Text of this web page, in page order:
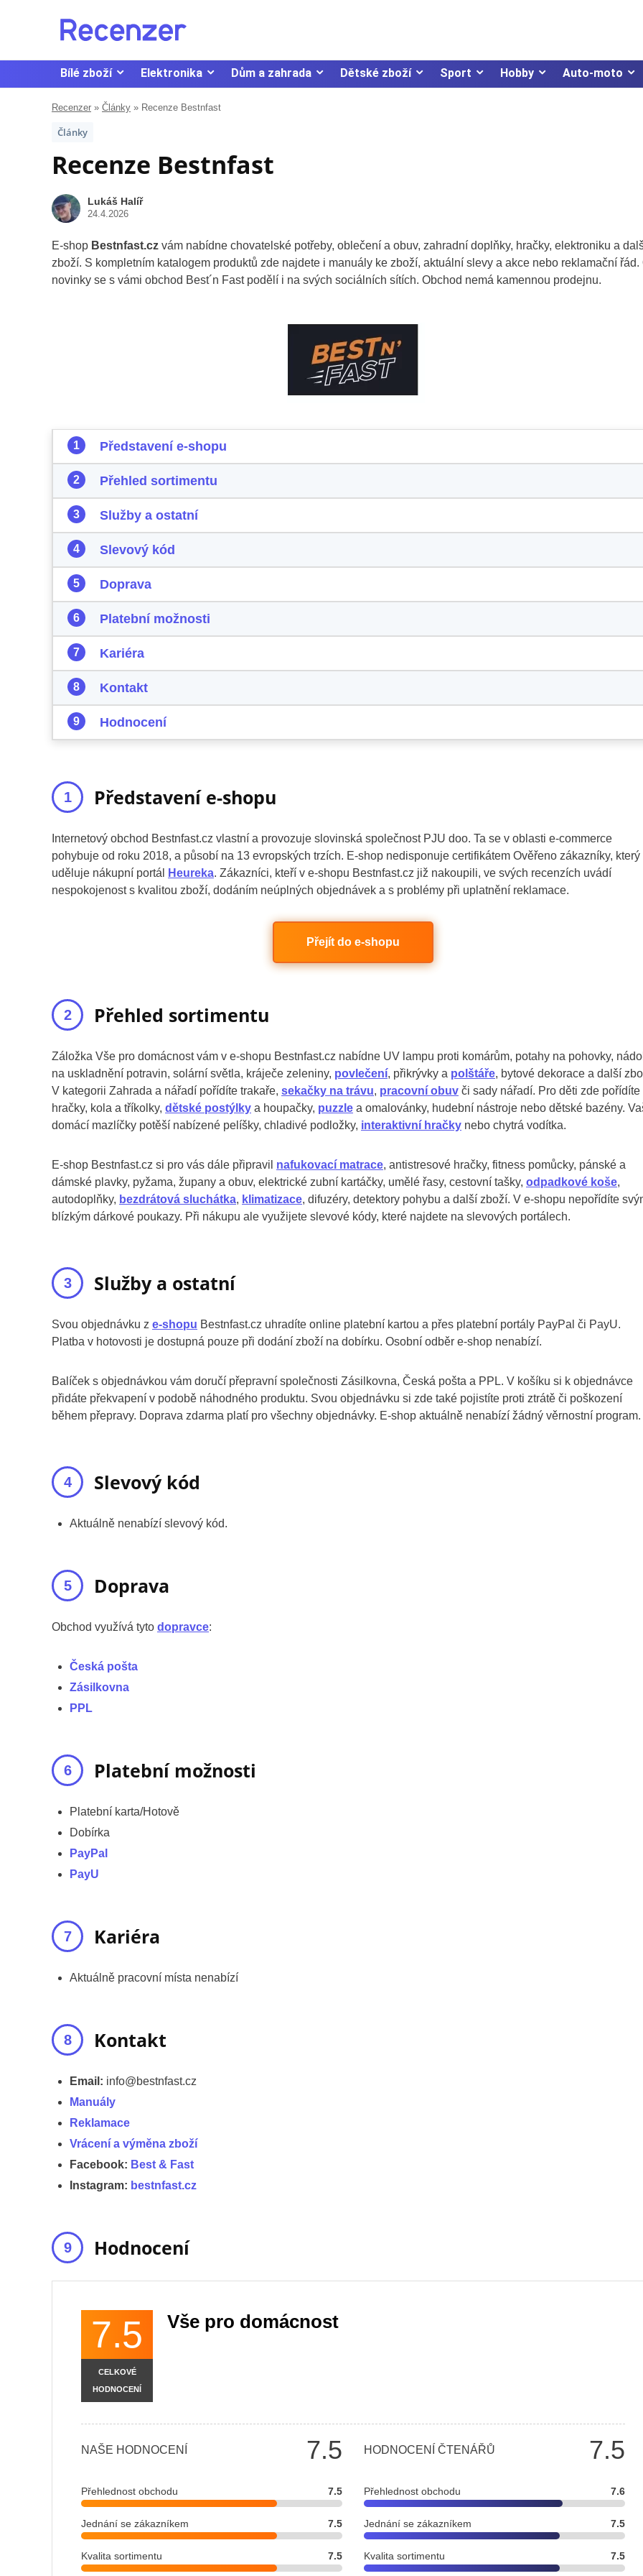
Bílé zboží Elektronika Dům a zahrada Dětské zboží Sport Hobby Auto-moto
Recenzer » Články » Recenze Bestnfast
Články
Recenze Bestnfast
Lukáš Halíř
24.4.2026
E-shop Bestnfast.cz vám nabídne chovatelské potřeby, oblečení a obuv, zahradní doplňky, hračky, elektroniku a
zboží. S kompletním katalogem produktů zde najdete i manuály ke zboží, aktuální slevy a akce nebo reklamační řád.
novinky se s vámi obchod Best´n Fast podělí i na svých sociálních sítích. Obchod nemá kamennou prodejnu.
Představení e-shopu
Přehled sortimentu
Služby a ostatní
Slevový kód
Doprava
Platební možnosti
Kariéra
Kontakt
Hodnocení
Představení e-shopu
Internetový obchod Bestnfast.cz vlastní a provozuje slovinská společnost PJU doo. Ta se v oblasti e-commerce
pohybuje od roku 2018, a působí na 13 evropských trzích. E-shop nedisponuje certifikátem Ověřeno zákazníky, který
uděluje nákupní portál
Heureka. Zákazníci, kteří v e-shopu Bestnfast.cz již nakoupili, ve svých recenzích uvádí
nespokojenost s kvalitou zboží, dodáním neúplných objednávek a s problémy při uplatnění reklamace.
Přejít do e-shopu
Přehled sortimentu
Záložka Vše pro domácnost vám v e-shopu Bestnfast.cz nabídne UV lampu proti komárům, potahy na pohovky,
na uskladnění potravin, solární světla, kráječe zeleniny, povlečení, přikrývky a polštáře, bytové dekorace a další
V kategorii Zahrada a nářadí pořídíte trakaře, sekačky na trávu, pracovní obuv či sady nářadí. Pro děti zde pořídíte
hračky, kola a tříkolky, dětské postýlky a houpačky, puzzle a omalovánky, hudební nástroje nebo dětské bazény.
domácí mazlíčky potěší nabízené pelíšky, chladivé podložky, interaktivní hračky nebo chytrá vodítka.
E-shop Bestnfast.cz si pro vás dále připravil nafukovací matrace, antistresové hračky, fitness pomůcky, pánské a
dámské plavky, pyžama, župany a obuv, elektrické zubní kartáčky, umělé řasy, cestovní tašky, odpadkové koše,
autodoplňky, bezdrátová sluchátka, klimatizace, difuzéry, detektory pohybu a další zboží. V e-shopu nepořídíte
blízkým dárkové poukazy. Při nákupu ale využijete slevové kódy, které najdete na slevových portálech.
Služby a ostatní
Svou objednávku z e-shopu Bestnfast.cz uhradíte online platební kartou a přes platební portály PayPal či PayU.
Platba v hotovosti je dostupná pouze při dodání zboží na dobírku. Osobní odběr e-shop nenabízí.
Balíček s objednávkou vám doručí přepravní společnosti Zásilkovna, Česká pošta a PPL. V košíku si k objednávce
přidáte překvapení v podobě náhodného produktu. Svou objednávku si zde také pojistíte proti ztrátě či poškození
během přepravy. Doprava zdarma platí pro všechny objednávky. E-shop aktuálně nenabízí žádný věrnostní program.
Slevový kód
Aktuálně nenabízí slevový kód.
Doprava
Obchod využívá tyto dopravce:
Česká pošta
Zásilkovna
PPL
Platební možnosti
Platební karta/Hotově
Dobírka
PayPal
PayU
Kariéra
Aktuálně pracovní místa nenabízí
Kontakt
Email: info@bestnfast.cz
Manuály
Reklamace
Vrácení a výměna zboží
Facebook: Best & Fast
Instagram: bestnfast.cz
Hodnocení
7.5
CELKOVÉ
HODNOCENÍ
Vše pro domácnost
7.5
NAŠE HODNOCENÍ
Přehlednost obchodu 7.5
Jednání se zákazníkem 7.5
Kvalita sortimentu 7.5
7.5
HODNOCENÍ ČTENÁŘŮ
Přehlednost obchodu 7.6
Jednání se zákazníkem 7.5
Kvalita sortimentu 7.5